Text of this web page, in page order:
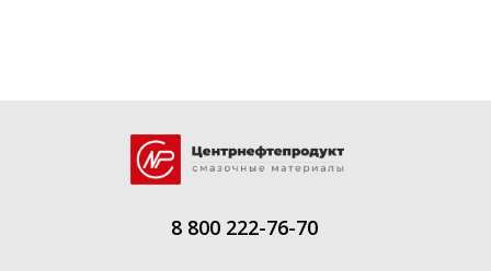
8 800 222-76-70